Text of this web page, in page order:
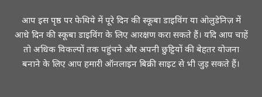
आप इस पृष्ठ पर फेथिये में पूरे दिन की स्कूबा डाइविंग या ओलुडेनिज़ में
आधे दिन की स्कूबा डाइविंग के लिए आरक्षण करा सकते हैं। यदि आप चाहें
तो अधिक विकल्पों तक पहुंचने और अपनी छुट्टियों की बेहतर योजना
बनाने के लिए आप हमारी ऑनलाइन बिक्री साइट से भी जुड़ सकते हैं।